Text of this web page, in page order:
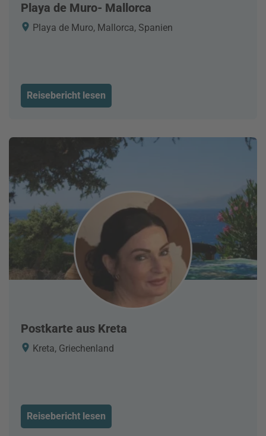
Playa de Muro- Mallorca
Playa de Muro, Mallorca, Spanien
Reisebericht lesen
Postkarte aus Kreta
Kreta, Griechenland
Reisebericht lesen